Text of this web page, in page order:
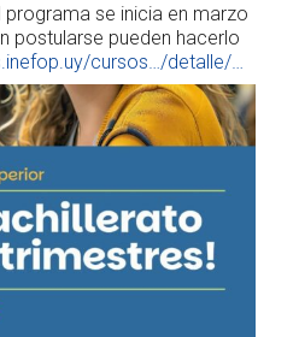
se inicia en marzo
postularse pueden hacerlo
cursos…/detalle/…